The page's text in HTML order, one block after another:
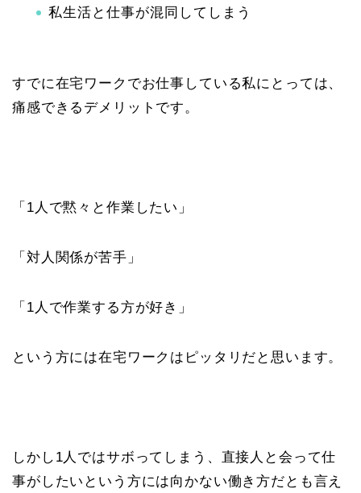
私生活と仕事が混同してしまう
すでに在宅ワークでお仕事している私にとっては、
痛感できるデメリットです。
「1人で黙々と作業したい」
「対人関係が苦手」
「1人で作業する方が好き」
という方には在宅ワークはピッタリだと思います。
しかし1人ではサボってしまう、直接人と会って仕
事がしたいという方には向かない働き方だとも言え